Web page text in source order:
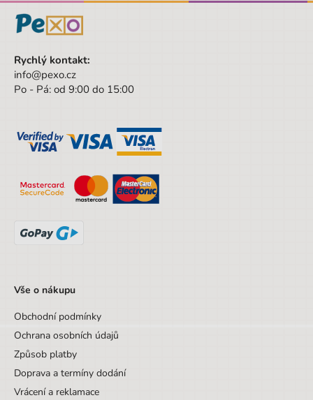
Šířka obalu
Barva
Hloubka
Výška obalu
Sada/Sety/Balíčky
Designová položka
Motiv
Rychlý kontakt:
info@pexo.cz
Po - Pá: od 9:00 do 15:00
Vše o nákupu
Obchodní podmínky
Ochrana osobních údajů
Způsob platby
Doprava a termíny dodání
Vrácení a reklamace